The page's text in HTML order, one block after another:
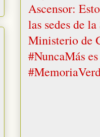
Ascensor:
las sedes de
Ministerio de
#NuncaMás